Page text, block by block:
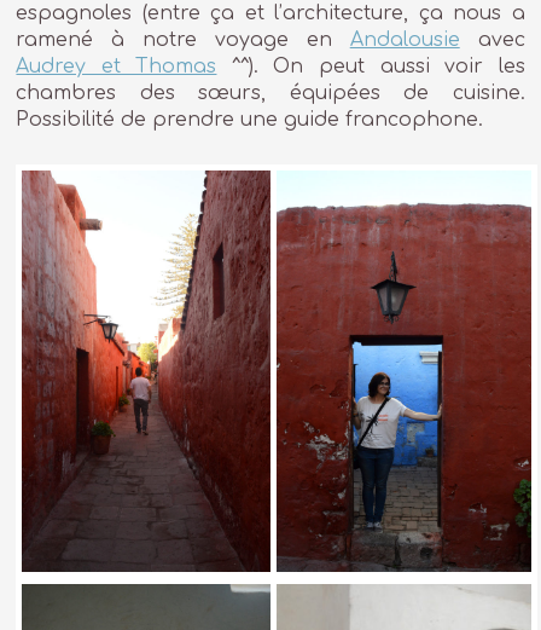
espagnoles (entre ça et l’architecture, ça nous a
ramené à notre voyage en Andalousie avec
Audrey et Thomas ^^). On peut aussi voir les
chambres des sœurs, équipées de cuisine.
Possibilité de prendre une guide francophone.